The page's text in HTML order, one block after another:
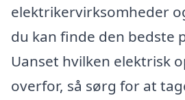
elektrikervirksomheder
du kan finde den bedste
Uanset hvilken elektrisk
overfor, så sørg for at